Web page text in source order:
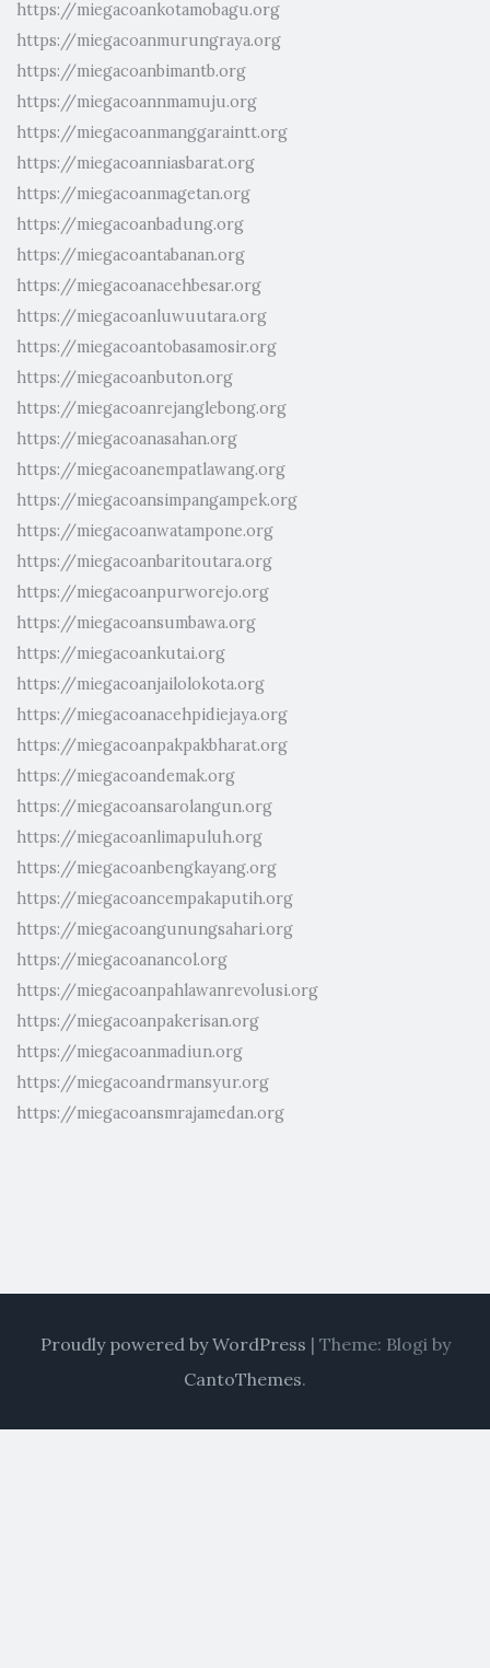
https://miegacoankotamobagu.org
https://miegacoanmurungraya.org
https://miegacoanbimantb.org
https://miegacoannmamuju.org
https://miegacoanmanggaraintt.org
https://miegacoanniasbarat.org
https://miegacoanmagetan.org
https://miegacoanbadung.org
https://miegacoantabanan.org
https://miegacoanacehbesar.org
https://miegacoanluwuutara.org
https://miegacoantobasamosir.org
https://miegacoanbuton.org
https://miegacoanrejanglebong.org
https://miegacoanasahan.org
https://miegacoanempatlawang.org
https://miegacoansimpangampek.org
https://miegacoanwatampone.org
https://miegacoanbaritoutara.org
https://miegacoanpurworejo.org
https://miegacoansumbawa.org
https://miegacoankutai.org
https://miegacoanjailolokota.org
https://miegacoanacehpidiejaya.org
https://miegacoanpakpakbharat.org
https://miegacoandemak.org
https://miegacoansarolangun.org
https://miegacoanlimapuluh.org
https://miegacoanbengkayang.org
https://miegacoancempakaputih.org
https://miegacoangunungsahari.org
https://miegacoanancol.org
https://miegacoanpahlawanrevolusi.org
https://miegacoanpakerisan.org
https://miegacoanmadiun.org
https://miegacoandrmansyur.org
https://miegacoansmrajamedan.org
Proudly powered by WordPress | Theme: Blogi by
CantoThemes.